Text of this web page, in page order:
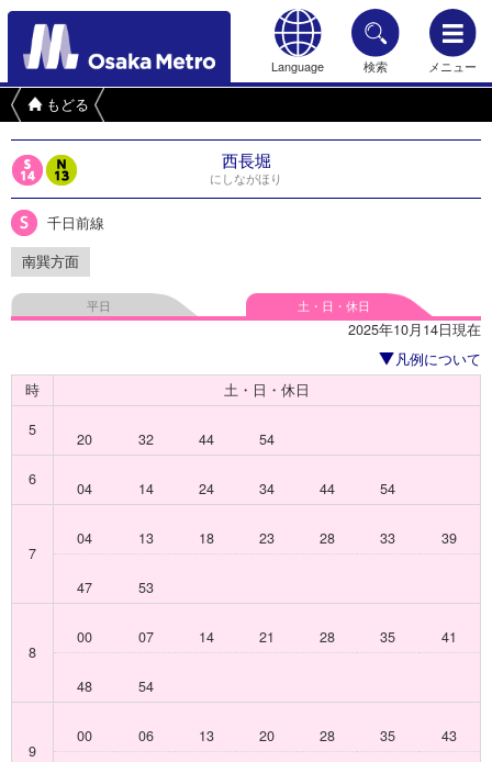
Language 検索 メニュー
もどる
西長堀
にしながほり
千日前線
南巽方面
平日 土・日・休日
2025年10月14日現在
凡例について
時
土・日・休日
5
20 32 44
54
6
04 14 24 34 44 54
7
04 13 18 23 28 33 39
47 53
8
00 07 14 21 28 35 41
48 54
9
00 06 13 20 28 35 43